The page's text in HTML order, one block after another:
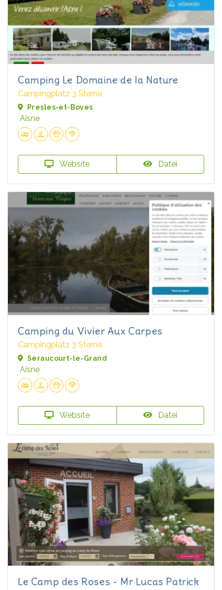
Camping Le Domaine de la Nature
Campingplatz 3 Sterne
Presles-et-Boves
Aisne
Website Datei
Camping du Vivier Aux Carpes
Campingplatz 3 Sterne
Seraucourt-le-Grand
Aisne
Website Datei
Le Camp des Roses - Mr Lucas Patrick